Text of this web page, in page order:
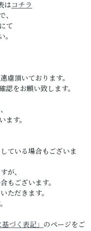
はコチラ
て
慮頂いております。
をお願い致します。
す。
ている場合もございま
が、
もございます。
ただきます。
づく表記」のページをご